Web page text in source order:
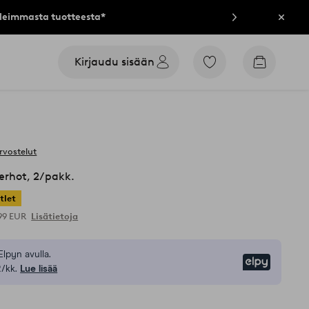
tuotteesta* Sulje
Kirjaudu sisään
Siirry
Siirry
2/pakk.
EUR Lisätietoja
avulla.
kk. Lue lisää